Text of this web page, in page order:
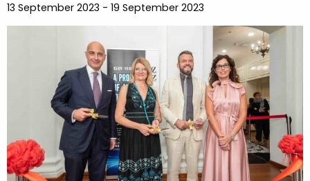
13 September 2023 - 19 September 2023